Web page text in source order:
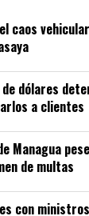
caos
dólares
a clientes
Managua
de multas
con